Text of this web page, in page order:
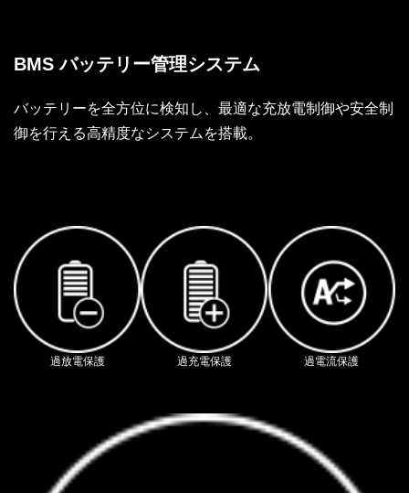
BMS バッテリー管理システム
バッテリーを全方位に検知し、最適な充放電制御や安全制
御を行える高精度なシステムを搭載。
過放電保護 過充電保護 過電流保護